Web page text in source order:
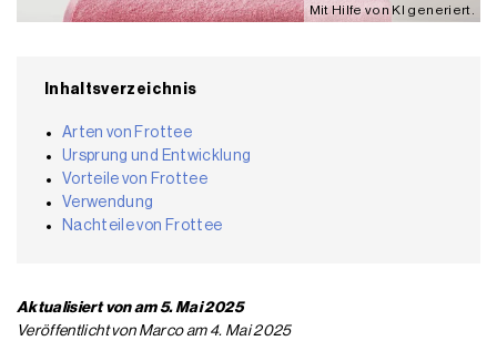
Mit Hilfe von KI generiert.
Inhaltsverzeichnis
Arten von Frottee
Ursprung und Entwicklung
Vorteile von Frottee
Verwendung
Nachteile von Frottee
Aktualisiert von am 5. Mai 2025
Veröffentlicht von Marco am 4. Mai 2025